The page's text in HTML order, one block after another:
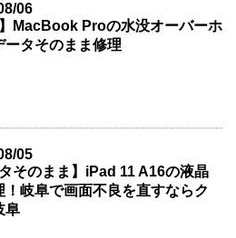
06
】MacBook Proの水没オーバーホ
ータそのまま修理
05
タそのまま】iPad 11 A16の液晶
！岐阜で画面不良を直すならク
阜